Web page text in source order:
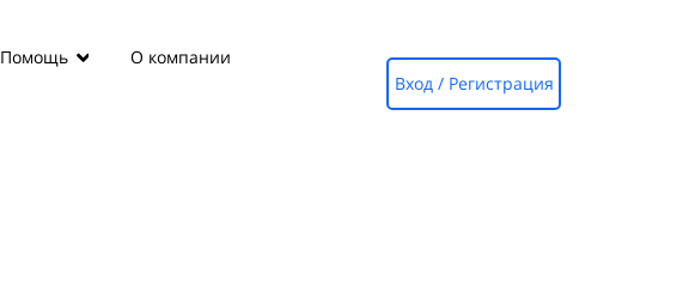
Помощь О компании
Вход / Регистрация